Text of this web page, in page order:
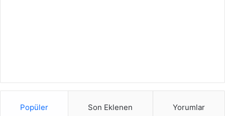
Popüler Son Eklenen Yorumlar